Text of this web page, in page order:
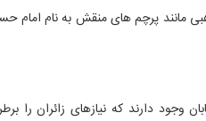
مانند پرچم های منقش به نام
وجود دارند که نیازهای زائران